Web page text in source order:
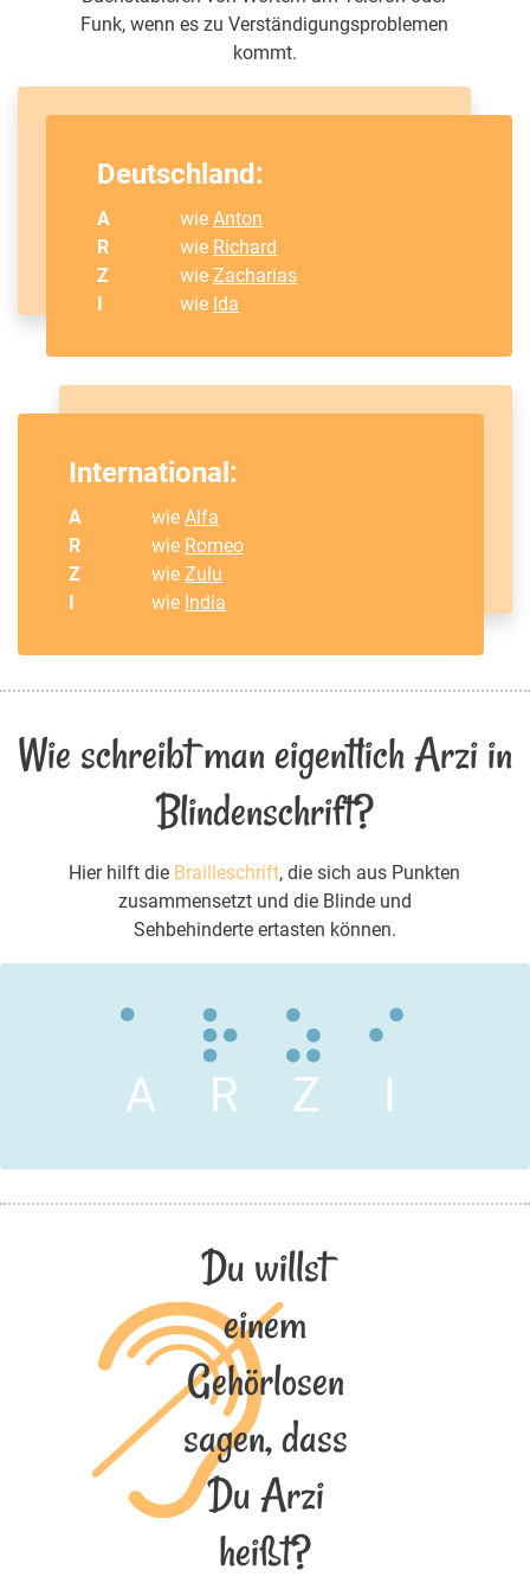
Funk, wenn es zu Verständigungsproblemen
kommt.
Deutschland:
A wieAnton
R
wie Richard
Z
wieZacharias
I
wie Ida
International:
A wieAlfa
R
wie Romeo
Z
wieZulu
I
wie India
Wie schreibt man eigentlich Arzi in
Blindenschrift?
Hier hilft die Brailleschrift, die sich aus Punkten
zusammensetzt und die Blinde und
Sehbehinderte ertasten können.
A R Z I
Du willst
einem
Gehörlosen
sagen, dass
Du Arzi
heißt?